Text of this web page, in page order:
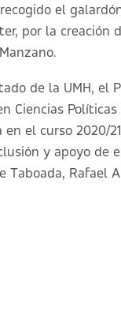
el
por la
de la UMH, el
Ciencias
en el curso 2020/
y apoyo de
Taboada, Rafael